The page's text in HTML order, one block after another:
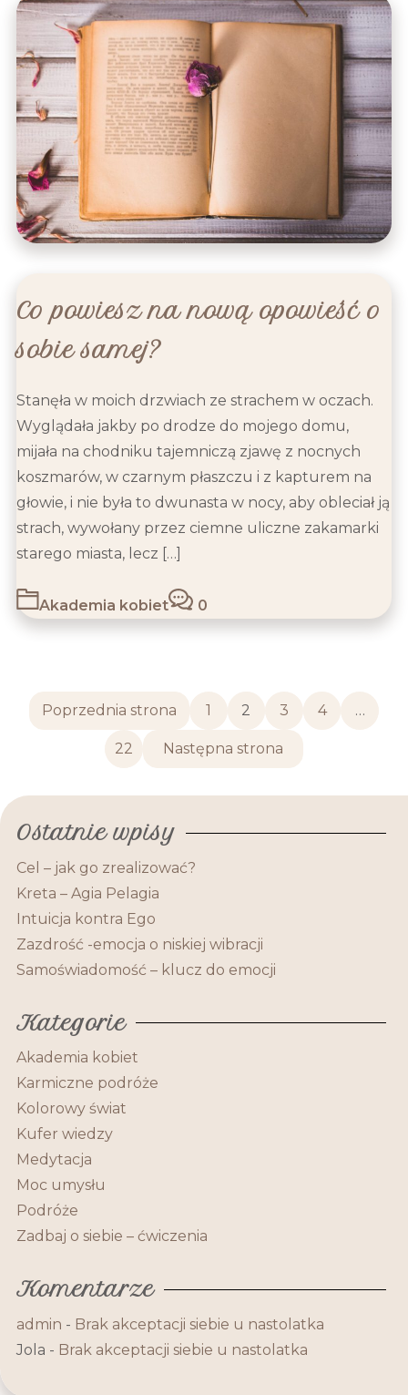
Co powiesz na nową opowieść o
sobie samej?
Stanęła w moich drzwiach ze strachem w oczach.
Wyglądała jakby po drodze do mojego domu,
mijała na chodniku tajemniczą zjawę z nocnych
koszmarów, w czarnym płaszczu i z kapturem na
głowie, i nie była to dwunasta w nocy, aby obleciał ją
strach, wywołany przez ciemne uliczne zakamarki
starego miasta, lecz […]
Akademia kobiet 0
wpisów
Poprzednia strona 1 2 3 4 …
22 Następna strona
Ostatnie wpisy
Cel – jak go zrealizować?
Kreta – Agia Pelagia
Intuicja kontra Ego
Zazdrość -emocja o niskiej wibracji
Samoświadomość – klucz do emocji
Kategorie
Akademia kobiet
Karmiczne podróże
Kolorowy świat
Kufer wiedzy
Medytacja
Moc umysłu
Podróże
Zadbaj o siebie – ćwiczenia
Komentarze
admin - Brak akceptacji siebie u nastolatka
Jola - Brak akceptacji siebie u nastolatka